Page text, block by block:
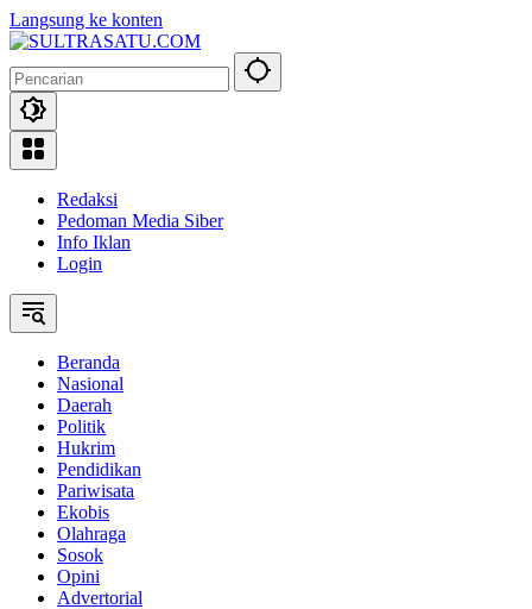
Langsung ke konten
Redaksi
Pedoman Media Siber
Info Iklan
Login
Beranda
Nasional
Daerah
Politik
Hukrim
Pendidikan
Pariwisata
Ekobis
Olahraga
Sosok
Opini
Advertorial